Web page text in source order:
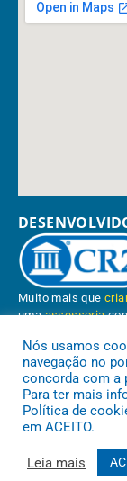
Muito mais que
umaassessoria
Conheça oPNTP e
Nós usamos
navegação no
concorda com a
Para ter mais
Política de
em ACEITO.
Leia mais